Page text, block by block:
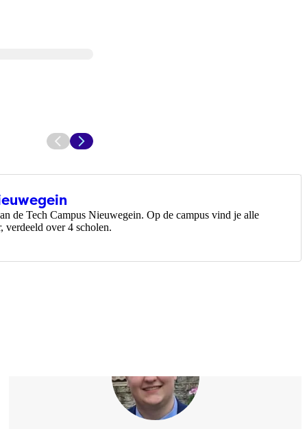
de Tech Campus Nieuwegein. Op de campus vind je alle
verdeeld over 4 scholen.